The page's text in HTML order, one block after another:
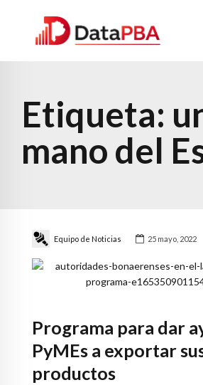
Etiqueta:
mano del
Equipo de Noticias 25 mayo, 2022
Programa para dar
PyMEs a exportar
productos